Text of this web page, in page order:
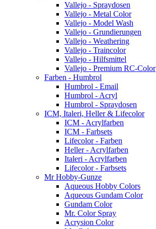
Vallejo - Spraydosen
Vallejo - Metal Color
Vallejo - Model Wash
Vallejo - Grundierungen
Vallejo - Weathering
Vallejo - Traincolor
Vallejo - Hilfsmittel
Vallejo - Premium RC-Color
Farben - Humbrol
Humbrol - Email
Humbrol - Acryl
Humbrol - Spraydosen
ICM, Italeri, Heller & Lifecolor
ICM - Acrylfarben
ICM - Farbsets
Lifecolor - Farben
Heller - Acrylfarben
Italeri - Acrylfarben
Lifecolor - Farbsets
Mr Hobby-Gunze
Aqueous Hobby Colors
Aqueous Gundam Color
Gundam Color
Mr. Color Spray
Acrysion Color